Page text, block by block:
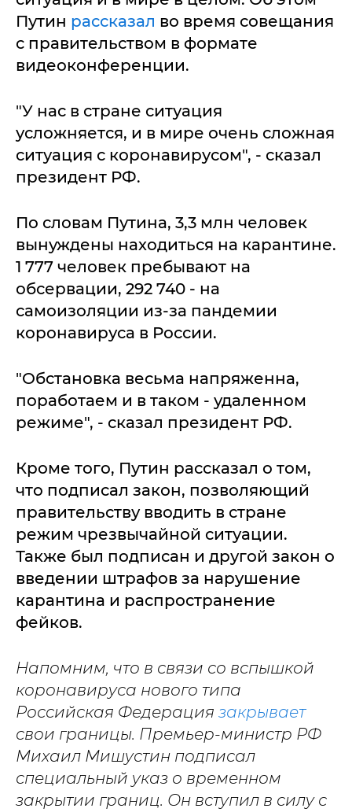
Путин рассказал во время совещания
с правительством в формате
видеоконференции.
"У нас в стране ситуация
усложняется, и в мире очень сложная
ситуация с коронавирусом", - сказал
президент РФ.
По словам Путина, 3,3 млн человек
вынуждены находиться на карантине.
1 777 человек пребывают на
обсервации, 292 740 - на
самоизоляции из-за пандемии
коронавируса в России.
"Обстановка весьма напряженна,
поработаем и в таком - удаленном
режиме", - сказал президент РФ.
Кроме того, Путин рассказал о том,
что подписал закон, позволяющий
правительству вводить в стране
режим чрезвычайной ситуации.
Также был подписан и другой закон о
введении штрафов за нарушение
карантина и распространение
фейков.
Напомним, что в связи со вспышкой
коронавируса нового типа
Российская Федерация закрывает
свои границы. Премьер-министр РФ
Михаил Мишустин подписал
специальный указ о временном
закрытии границ. Он вступил в силу с